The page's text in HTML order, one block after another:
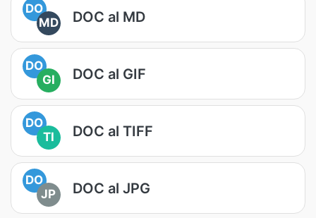
DO
MD
DOC al MD
DO
GI
DOC al GIF
DO
TI
DOC al TIFF
DO
JP
DOC al JPG